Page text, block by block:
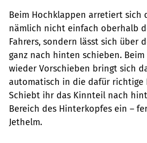
Beim Hochklappen arretiert sich
nämlich nicht einfach oberhalb
Fahrers, sondern lässt sich über
ganz nach hinten schieben. Beim
wieder Vorschieben bringt sich
automatisch in die dafür richtige
Schiebt ihr das Kinnteil nach
Bereich des Hinterkopfes ein –
Jethelm.